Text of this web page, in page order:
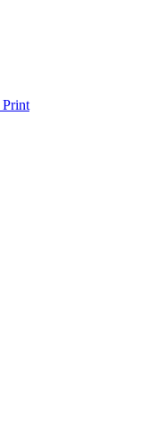
Print